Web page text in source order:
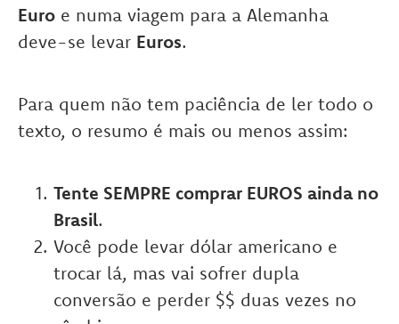
Euro e numa viagem para a Alemanha
deve-se levar Euros.
Para quem não tem paciência de ler todo o
texto, o resumo é mais ou menos assim:
Tente SEMPRE comprar EUROS ainda no
Brasil.
Você pode levar dólar americano e
trocar lá, mas vai sofrer dupla
conversão e perder $$ duas vezes no